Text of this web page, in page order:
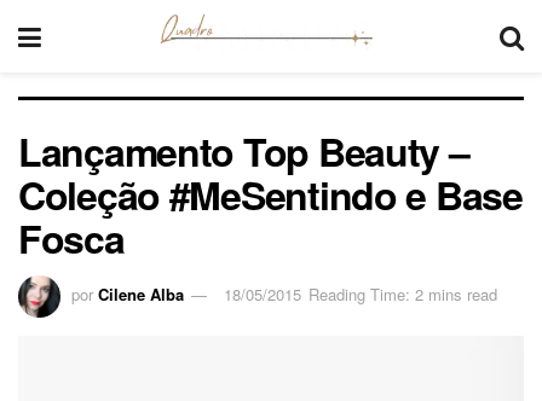
Lançamento Top Beauty –
Coleção #MeSentindo e Base
Fosca
por Cilene Alba 18/05/2015 Reading Time: 2 mins read